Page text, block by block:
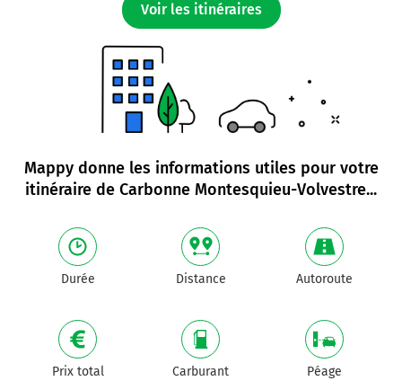
Voir les itinéraires
Mappy donne les informations utiles pour votre
itinéraire de Carbonne Montesquieu-Volvestre...
Durée Distance Autoroute
Prix total Carburant Péage